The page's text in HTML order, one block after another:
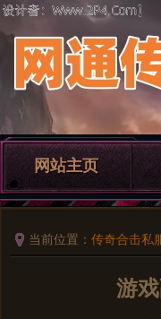
网站主页
当前位置： 传奇合击私
游